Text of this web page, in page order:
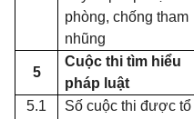
phòng, chống tham
nhũng
5
Cuộc thi tìm hiểu
pháp luật
5.1
Số cuộc thi được tổ